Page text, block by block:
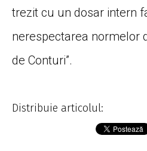
trezit cu un dosar intern
nerespectarea normelor
de Conturi”.
Distribuie articolul: